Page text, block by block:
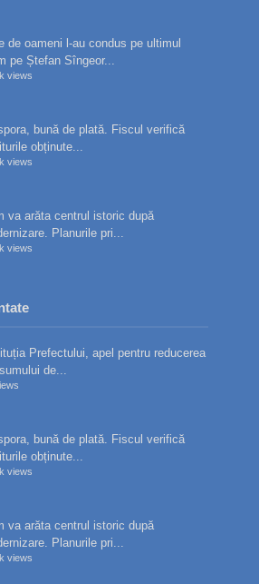
de oameni l-au condus pe ultimul
pe Ștefan Sîngeor...
views
bună de plată. Fiscul verifică
obținute...
views
va arăta centrul istoric după
Planurile pri...
views
Prefectului, apel pentru reducerea
de...
bună de plată. Fiscul verifică
obținute...
views
va arăta centrul istoric după
Planurile pri...
views